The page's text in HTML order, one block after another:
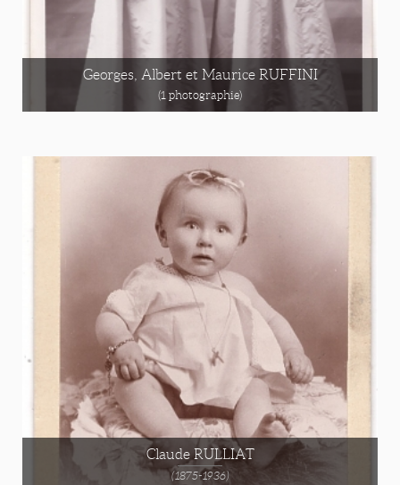
Georges, Albert et Maurice RUFFINI
(1 photographie)
Claude RULLIAT
(1875-1936)